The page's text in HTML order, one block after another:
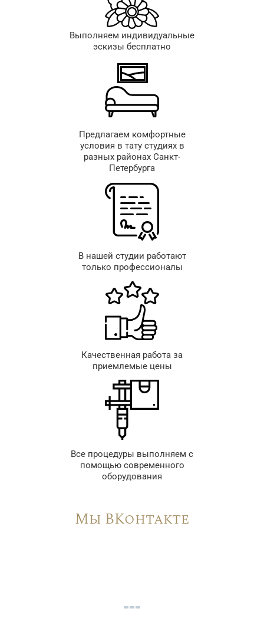
Выполняем индивидуальные
эскизы бесплатно
Предлагаем комфортные
условия в тату студиях в
разных районах Санкт-
Петербурга
В нашей студии работают
только профессионалы
Качественная работа за
приемлемые цены
Все процедуры выполняем с
помощью современного
оборудования
Мы ВКонтакте